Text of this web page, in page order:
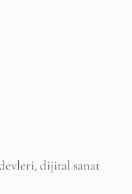
dijital sanat